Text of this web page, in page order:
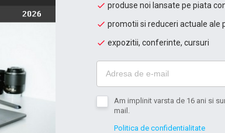
produse noi lansate pe piata
promotii si reduceri actuale ale
expozitii, conferinte, cursuri
Am implinit varsta de 16 ani si
mail.
Politica de confidentialitate